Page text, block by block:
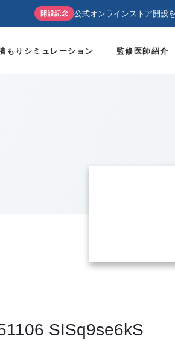
開設記念 公式オンラインストア開設
もりシミュレーション 監修医師紹介
SISq9se6kS